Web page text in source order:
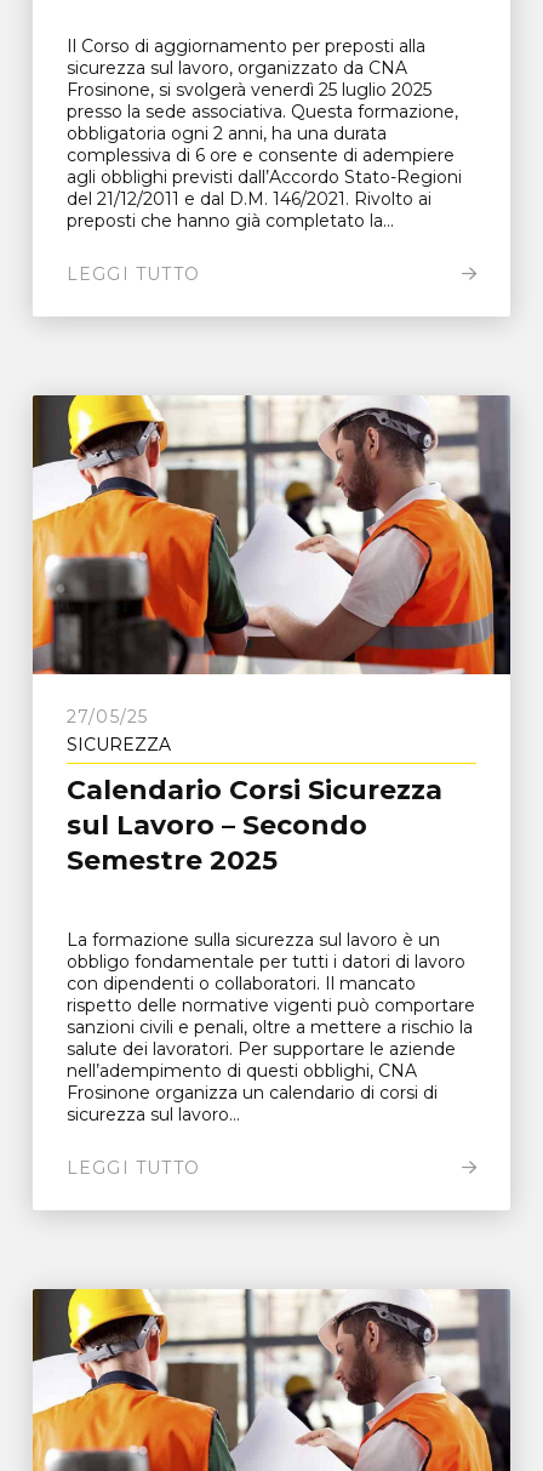
Il Corso di aggiornamento per preposti alla
sicurezza sul lavoro, organizzato da CNA
Frosinone, si svolgerà venerdì 25 luglio 2025
presso la sede associativa. Questa formazione,
obbligatoria ogni 2 anni, ha una durata
complessiva di 6 ore e consente di adempiere
agli obblighi previsti dall’Accordo Stato-Regioni
del 21/12/2011 e dal D.M. 146/2021. Rivolto ai
preposti che hanno già completato la...
LEGGI TUTTO
27/05/25
SICUREZZA
Calendario Corsi Sicurezza
sul Lavoro – Secondo
Semestre 2025
La formazione sulla sicurezza sul lavoro è un
obbligo fondamentale per tutti i datori di lavoro
con dipendenti o collaboratori. Il mancato
rispetto delle normative vigenti può comportare
sanzioni civili e penali, oltre a mettere a rischio la
salute dei lavoratori. Per supportare le aziende
nell’adempimento di questi obblighi, CNA
Frosinone organizza un calendario di corsi di
sicurezza sul lavoro...
LEGGI TUTTO